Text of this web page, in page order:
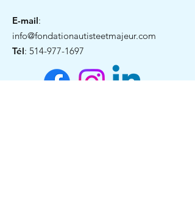
E-mail:
info@fondationautisteetmajeur.com
Tél: 514-977-1697